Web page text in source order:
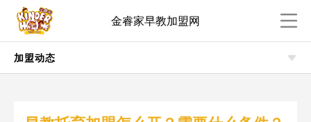
金睿家早教加盟网
加盟动态